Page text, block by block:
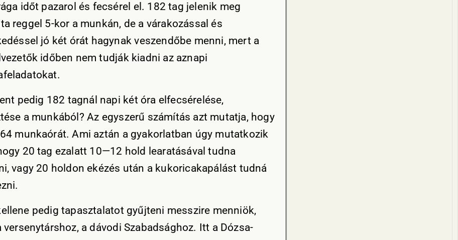
időt pazarol és fecsérel el. 182 tag jelenik meg
reggel 5-kor a munkán, de a várakozással és
jó két órát hagynak veszendőbe menni, mert a
időben nem tudják kiadni az aznapi
pedig 182 tagnál napi két óra elfecsérelése,
a munkából? Az egyszerű számítás azt mutatja, hogy
munkaórát. Ami aztán a gyakorlatban úgy mutatkozik
20 tag ezalatt 10—12 hold learatásával tudna
vagy 20 holdon ekézés után a kukoricakapálást tudná
pedig tapasztalatot gyűjteni messzire menniök,
versenytárshoz, a dávodi Szabadsághoz. Itt a Dózsa-